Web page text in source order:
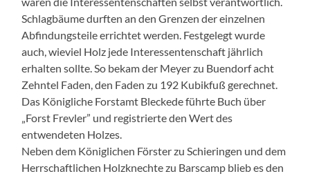
Schlagbäume durften an den Grenzen der einzelnen
Abfindungsteile errichtet werden. Festgelegt wurde
auch, wieviel Holz jede Interessentenschaft jährlich
erhalten sollte. So bekam der Meyer zu Buendorf acht
Zehntel Faden, den Faden zu 192 Kubikfuß gerechnet.
Das Königliche Forstamt Bleckede führte Buch über
„Forst Frevler” und registrierte den Wert des
entwendeten Holzes.
Neben dem Königlichen Förster zu Schieringen und dem
Herrschaftlichen Holzknechte zu Barscamp blieb es den